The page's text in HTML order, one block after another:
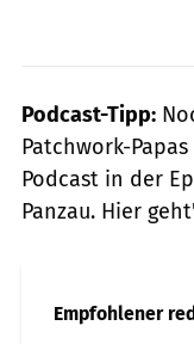
Podcast-Tipp:
Patchwork-
Podcast in der
Panzau. Hier
Empfohlener